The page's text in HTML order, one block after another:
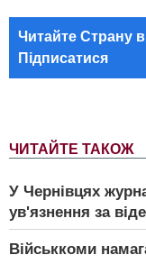
ЧИТАЙТЕ ТАКОЖ
У Чернівцях
ув'язнення за
Військкоми
Читайте Страну
Підписатися